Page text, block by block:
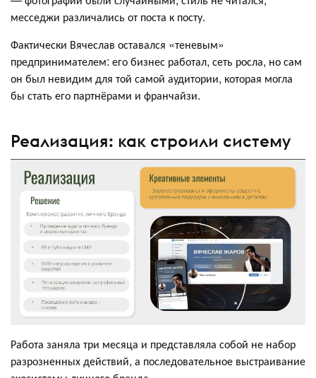
месседжи различались от поста к посту.
Фактически Вячеслав оставался «теневым»
предпринимателем: его бизнес работал, сеть росла, но сам
он был невидим для той самой аудитории, которая могла
бы стать его партнёрами и франчайзи.
Реализация: как строили систему
Работа заняла три месяца и представляла собой не набор
разрозненных действий, а последовательное выстраивание